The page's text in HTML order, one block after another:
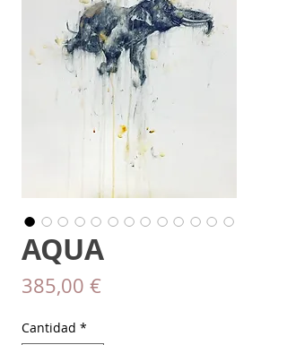
AQUA
385,00 €
Cantidad *